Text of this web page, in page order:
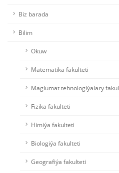
Biz barada
Bilim
Okuw
Matematika fakulteti
Maglumat tehnologiýalary
Fizika fakulteti
Himiýa fakulteti
Biologiýa fakulteti
Geografiýa fakulteti